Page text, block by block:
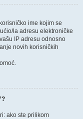
ime kojim se
la adresu elektroničke
IP adresu odnosno
novih korisničkih
ako ste prilikom